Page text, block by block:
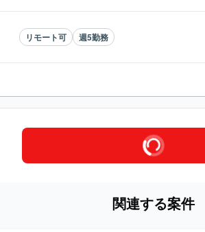
リモート可 週5勤務
関連する案件